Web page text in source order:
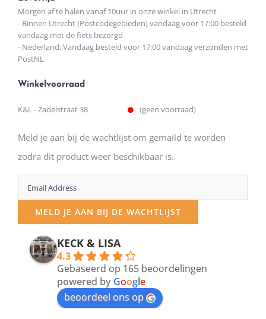
Morgen af te halen vanaf 10uur in onze winkel in Utrecht
- Binnen Utrecht (Postcodegebieden) vandaag voor 17:00 besteld
vandaag met de fiets bezorgd
- Nederland: Vandaag besteld voor 17:00 vandaag verzonden met
PostNL
Winkelvoorraad
K&L - Zadelstraat 38 (geen voorraad)
Meld je aan bij de wachtlijst om gemaild te worden
zodra dit product weer beschikbaar is.
Enter
your
email
address
MELD JE AAN BIJ DE WACHTLIJST
KECK & LISA
4.3
Gebaseerd op 165 beoordelingen
powered by Google
beoordeel ons op